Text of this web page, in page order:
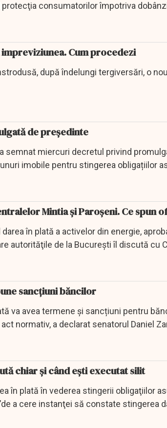
consumatorilor împotriva
Cum procedezi
după îndelungi tergiversări, o
de președinte
semnat miercuri decretul privind
imobile pentru stingerea obligațiilor
Mintia şi Paroşeni. Ce spun
în plată a activelor din energie,
autorităţile de la Bucureşti îl discută cu
sancțiuni băncilor
va avea termene și sancțiuni pentru
normativ, a declarat senatorul Daniel
chiar și când ești executat silit
în plată în vederea stingerii obligaţiilor
a cere instanţei să constate stingerea